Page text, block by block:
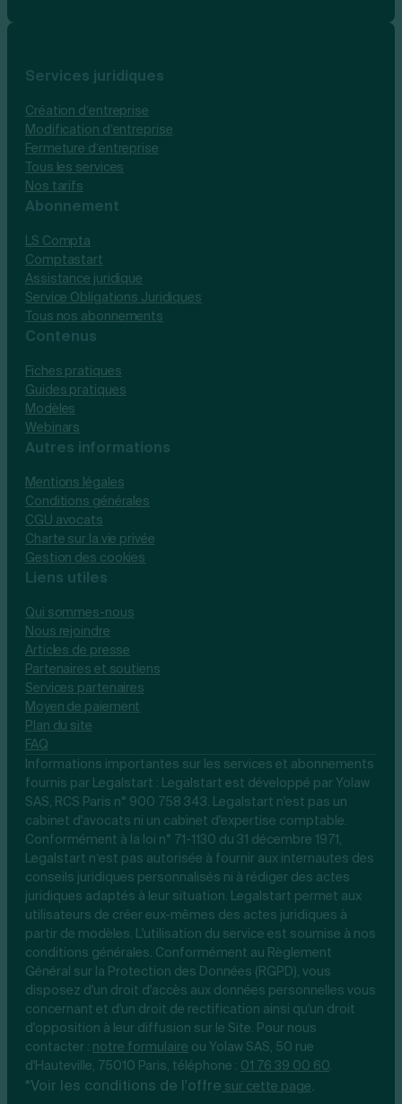
Services juridiques
Création d’entreprise
Modification d’entreprise
Fermeture d’entreprise
Tous les services
Nos tarifs
Abonnement
LS Compta
Comptastart
Assistance juridique
Service Obligations Juridiques
Tous nos abonnements
Contenus
Fiches pratiques
Guides pratiques
Modèles
Webinars
Autres informations
Mentions légales
Conditions générales
CGU avocats
Charte sur la vie privée
Gestion des cookies
Liens utiles
Qui sommes-nous
Nous rejoindre
Articles de presse
Partenaires et soutiens
Services partenaires
Moyen de paiement
Plan du site
FAQ
Informations importantes sur les services et abonnements
fournis par Legalstart : Legalstart est développé par Yolaw
SAS, RCS Paris n° 900 758 343. Legalstart n'est pas un
cabinet d'avocats ni un cabinet d'expertise comptable.
Conformément à la loi n° 71-1130 du 31 décembre 1971,
Legalstart n’est pas autorisée à fournir aux internautes des
conseils juridiques personnalisés ni à rédiger des actes
juridiques adaptés à leur situation. Legalstart permet aux
utilisateurs de créer eux-mêmes des actes juridiques à
partir de modèles. L'utilisation du service est soumise à nos
conditions générales. Conformément au Règlement
Général sur la Protection des Données (RGPD), vous
disposez d'un droit d'accès aux données personnelles vous
concernant et d'un droit de rectification ainsi qu'un droit
d'opposition à leur diffusion sur le Site. Pour nous
contacter : notre formulaire ou Yolaw SAS, 50 rue
d'Hauteville, 75010 Paris, téléphone : 01 76 39 00 60.
*Voir les conditions de l'offre sur cette page.